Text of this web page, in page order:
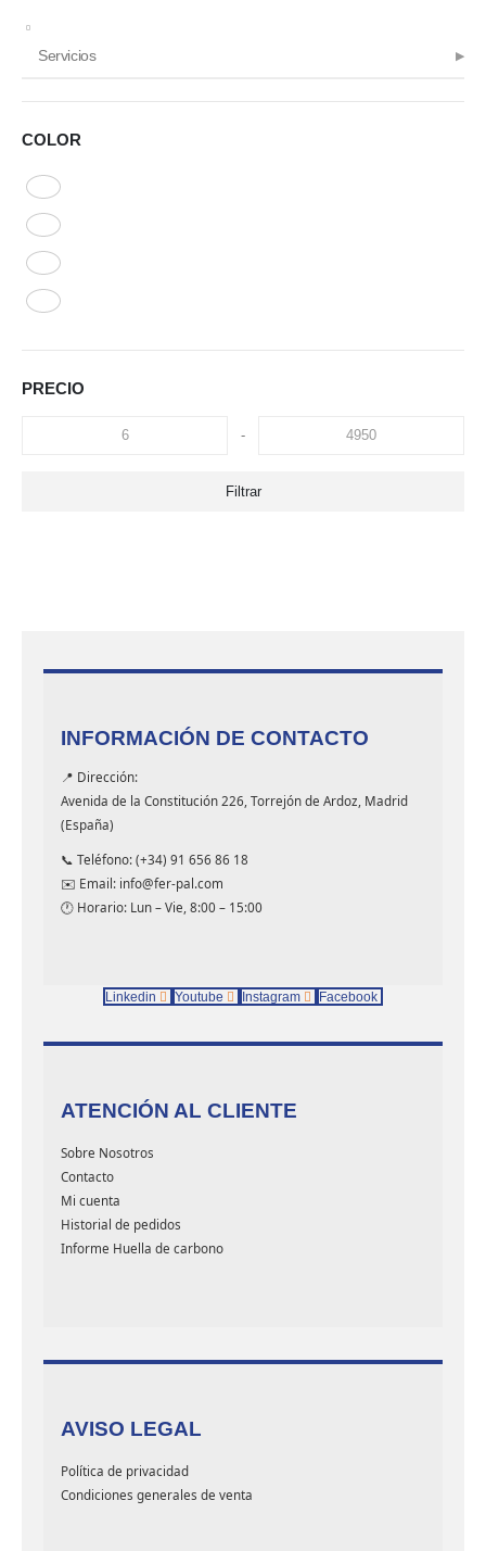
Servicios
COLOR
PRECIO
-
Filtrar
INFORMACIÓN DE CONTACTO
📍 Dirección:
Avenida de la Constitución 226, Torrejón de Ardoz, Madrid
(España)
📞 Teléfono: (+34) 91 656 86 18
✉️ Email: info@fer-pal.com
🕐 Horario: Lun – Vie, 8:00 – 15:00
Linkedin Youtube Instagram Facebook
ATENCIÓN AL CLIENTE
Sobre Nosotros
Contacto
Mi cuenta
Historial de pedidos
Informe Huella de carbono
AVISO LEGAL
Política de privacidad
Condiciones generales de venta